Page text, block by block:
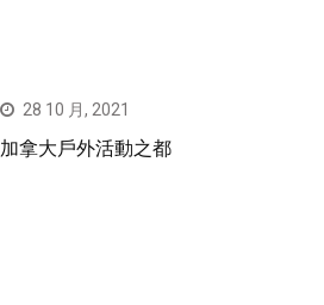
28 10 月, 2021
加拿大戶外活動之都